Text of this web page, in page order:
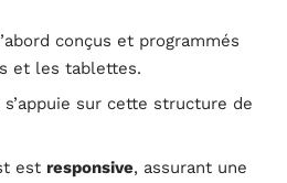
conçus et programmés
et les tablettes.
sur cette structure de
est responsive, assurant une